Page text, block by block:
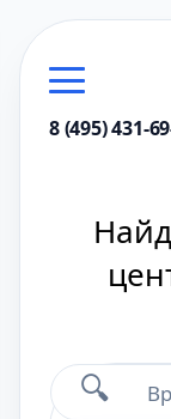
8 (495) 431-
🔍